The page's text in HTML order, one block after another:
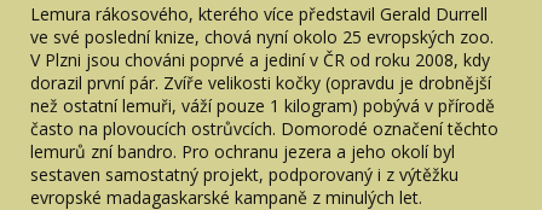
Lemura rákosového, kterého více představil Gerald Durrell
ve své poslední knize, chová nyní okolo 25 evropských zoo.
V Plzni jsou chováni poprvé a jediní v ČR od roku 2008, kdy
dorazil první pár. Zvíře velikosti kočky (opravdu je drobnější
než ostatní lemuři, váží pouze 1 kilogram) pobývá v přírodě
často na plovoucích ostrůvcích. Domorodé označení těchto
lemurů zní bandro. Pro ochranu jezera a jeho okolí byl
sestaven samostatný projekt, podporovaný i z výtěžku
evropské madagaskarské kampaně z minulých let.